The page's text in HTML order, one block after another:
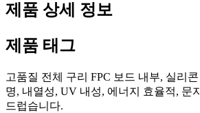
제품 상세 정보
제품 태그
고품질 전체 구리 FPC 보드 내부, 실리
명, 내열성, UV 내성, 에너지 효율적, 문
드럽습니다.